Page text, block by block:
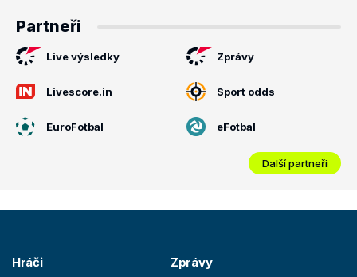
Partneři
Live výsledky Zprávy
Livescore.in Sport odds
EuroFotbal eFotbal
Další partneři
Hráči Zprávy